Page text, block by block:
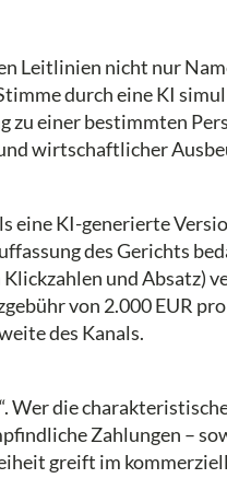
Leitlinien nicht nur
durch eine KI
einer bestimmten
wirtschaftlicher
KI-generierte
des Gerichts
und
von 2.000 EUR
des Kanals.
die
Zahlungen –
greift im